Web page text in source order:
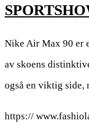
Nike Air Max 90 er
av skoens
også en viktig
https://